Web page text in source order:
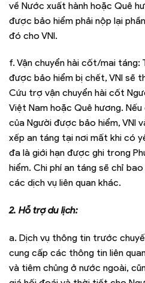
về Nước xuất hành hoặc Quê
được bảo hiểm phải nộp lại
đó cho VNI.
f. Vận chuyển hài cốt/mai
được bảo hiểm bị chết, VNI sẽ
Cứu trợ vận chuyển hài cốt
Việt Nam hoặc Quê hương.
của Người được bảo hiểm, VNI
xếp an táng tại nơi mất khi có
đa là giới hạn được ghi trong
hiểm. Chi phí an táng sẽ chỉ
các dịch vụ liên quan khác.
2. Hỗ trợ du lịch:
a. Dịch vụ thông tin trước
cung cấp các thông tin liên
và tiêm chủng ở nước ngoài,